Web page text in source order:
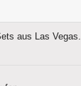
aus Las Vegas.